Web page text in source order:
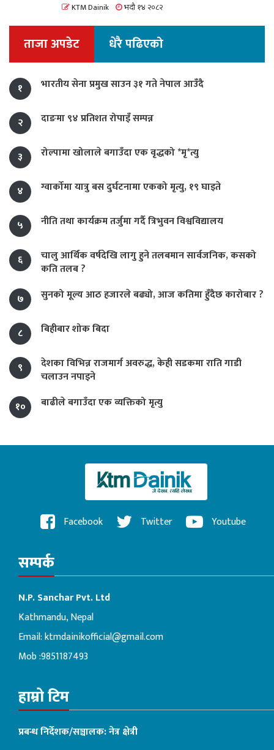
KTM Dainik भदौ १४ २०८२
ताजा अपडेट धेरै पढिएको
१ भारतीय सेना प्रमुख साउन ३१ गते नेपाल आउँदै
२ दाङमा ९४ प्रतिशत रोपाइँ सम्पन्न
३ रोल्पामा खोलाले बगाउँदा एक वृद्धको *मृ*त्यु
४ ग्वार्कोमा यात्रु बस दुर्घटनामा एकको मृत्यु, १९ घाइते
५ नीति तथा कार्यक्रम तर्जुमा गर्दै त्रिभुवन विश्वविद्यालय
६
चालु आर्थिक वर्षदेखि लागु हुने तलबमान सार्वजनिक, कसको
कति तलब ?
७
सुनको मूल्य आठ हजारले बढ्यो, आज कतिमा हुँदैछ कारोबार ?
८ बिहीबार शोक बिदा
९
देशका विभिन्न राजमार्ग अवरुद्ध, केही सडकमा राति गाडी
चलाउन नपाइने
१०
बाढीले बगाउँदा एक व्यक्तिको मृत्यु
Facebook Twitter Youtube
सम्पर्क
N.P. Sanchar Pvt. Ltd
Kathmandu, Nepal
Email:ktmdainikofficial@gmail.com
Mob :9851187493
हाम्रो टिम
प्रबन्ध निर्देशक/सञ्चालक: नेत्र क्षेत्री